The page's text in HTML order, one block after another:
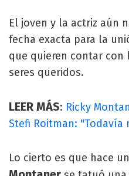
El joven y la actriz aún
fecha exacta para la
que quieren contar con
seres queridos.
LEER MÁS: Ricky
Stefi Roitman: "Todavía
Lo cierto es que hace